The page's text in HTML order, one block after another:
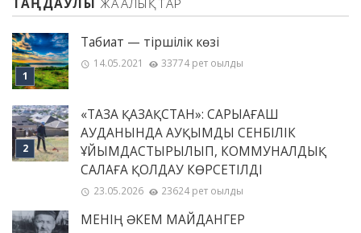
ТАҢДАУЛЫ ЖАҢАЛЫҚТАР
Табиғат — тіршілік көзі
14.05.2021 33774 рет оқылды
«ТАЗА ҚАЗАҚСТАН»: САРЫАҒАШ
АУДАНЫНДА АУҚЫМДЫ СЕНБІЛІК
ҰЙЫМДАСТЫРЫЛЫП, КОММУНАЛДЫҚ
САЛАҒА ҚОЛДАУ КӨРСЕТІЛДІ
23.05.2026 23624 рет оқылды
МЕНІҢ ƏКЕМ МАЙДАНГЕР